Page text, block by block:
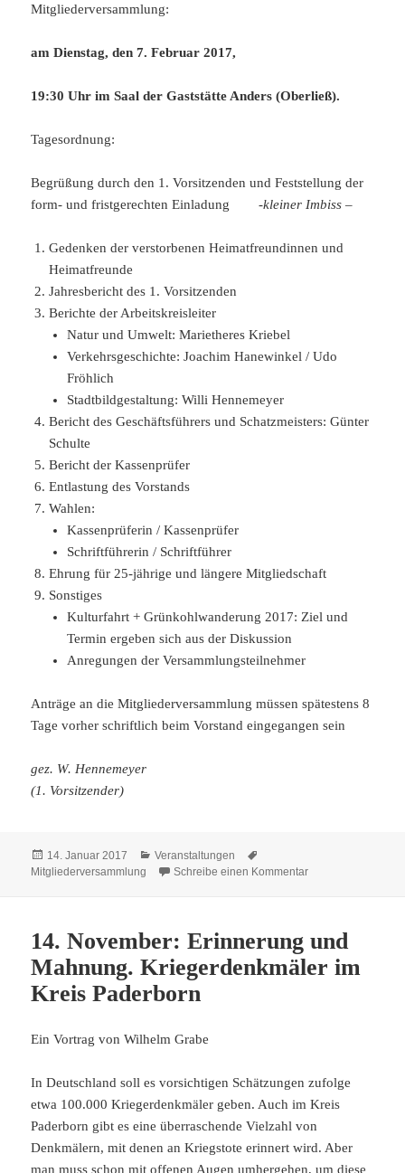
Mitgliederversammlung:
am Dienstag, den 7. Februar 2017,
19:30 Uhr im Saal der Gaststätte Anders (Oberließ).
Tagesordnung:
Begrüßung durch den 1. Vorsitzenden und Feststellung der
form- und fristgerechten Einladung-kleiner Imbiss –
Gedenken der verstorbenen Heimatfreundinnen und
Heimatfreunde
Jahresbericht des 1. Vorsitzenden
Berichte der Arbeitskreisleiter
Natur und Umwelt: Marietheres Kriebel
Verkehrsgeschichte: Joachim Hanewinkel / Udo
Fröhlich
Stadtbildgestaltung: Willi Hennemeyer
Bericht des Geschäftsführers und Schatzmeisters: Günter
Schulte
Bericht der Kassenprüfer
Entlastung des Vorstands
Wahlen:
Kassenprüferin / Kassenprüfer
Schriftführerin / Schriftführer
Ehrung für 25-jährige und längere Mitgliedschaft
Sonstiges
Kulturfahrt + Grünkohlwanderung 2017: Ziel und
Termin ergeben sich aus der Diskussion
Anregungen der Versammlungsteilnehmer
Anträge an die Mitgliederversammlung müssen spätestens 8
Tage vorher schriftlich beim Vorstand eingegangen sein
gez. W. Hennemeyer
(1. Vorsitzender)
Veröffentlicht
am
14. Januar 2017 Kategorien
Veranstaltungen
Mitgliederversammlung
Schreibe einen Kommentarzu Einladung zur
14. November: Erinnerung und
Mahnung. Kriegerdenkmäler im
Kreis Paderborn
Ein Vortrag von Wilhelm Grabe
In Deutschland soll es vorsichtigen Schätzungen zufolge
etwa 100.000 Kriegerdenkmäler geben. Auch im Kreis
Paderborn gibt es eine überraschende Vielzahl von
Denkmälern, mit denen an Kriegstote erinnert wird. Aber
man muss schon mit offenen Augen umhergehen, um diese